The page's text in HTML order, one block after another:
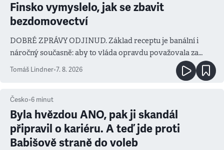
Finsko vymyslelo, jak se zbavit
bezdomovectví
DOBRÉ ZPRÁVY ODJINUD. Základ receptu je banální i
náročný současně: aby to vláda opravdu považovala za
prioritu
Tomáš Lindner•7. 8. 2026
Česko•6 minut
Byla hvězdou ANO, pak ji skandál
připravil o kariéru. A teď jde proti
Babišově straně do voleb